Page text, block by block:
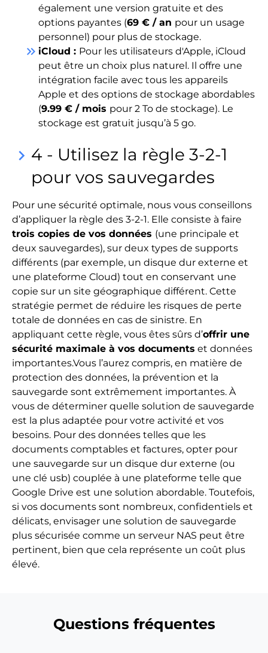
également une version gratuite et des
options payantes (69 € / an pour un usage
personnel) pour plus de stockage.
keyboard_double_arrow_right iCloud : Pour les utilisateurs d'Apple, iCloud
peut être un choix plus naturel. Il offre une
intégration facile avec tous les appareils
Apple et des options de stockage abordables
(9.99 € / mois pour 2 To de stockage). Le
stockage est gratuit jusqu’à 5 go.
keyboard_arrow_right 4 - Utilisez la règle 3-2-1
pour vos sauvegardes
Pour une sécurité optimale, nous vous conseillons
d’appliquer la règle des 3-2-1. Elle consiste à faire
trois copies de vos données (une principale et
deux sauvegardes), sur deux types de supports
différents (par exemple, un disque dur externe et
une plateforme Cloud) tout en conservant une
copie sur un site géographique différent. Cette
stratégie permet de réduire les risques de perte
totale de données en cas de sinistre. En
appliquant cette règle, vous êtes sûrs d’offrir une
sécurité maximale à vos documents et données
importantes.Vous l’aurez compris, en matière de
protection des données, la prévention et la
sauvegarde sont extrêmement importantes. À
vous de déterminer quelle solution de sauvegarde
est la plus adaptée pour votre activité et vos
besoins. Pour des données telles que les
documents comptables et factures, opter pour
une sauvegarde sur un disque dur externe (ou
une clé usb) couplée à une plateforme telle que
Google Drive est une solution abordable. Toutefois,
si vos documents sont nombreux, confidentiels et
délicats, envisager une solution de sauvegarde
plus sécurisée comme un serveur NAS peut être
pertinent, bien que cela représente un coût plus
élevé.
Questions fréquentes